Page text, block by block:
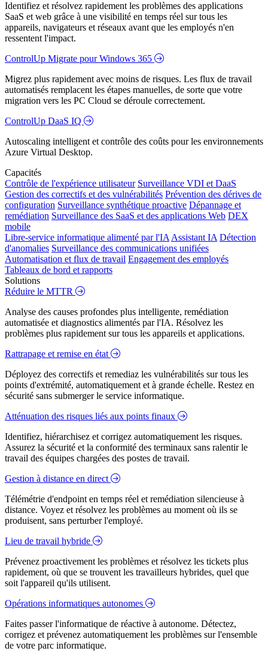
Identifiez et résolvez rapidement les problèmes des applications
SaaS et web grâce à une visibilité en temps réel sur tous les
appareils, navigateurs et réseaux avant que les employés n'en
ressentent l'impact.
ControlUp Migrate pour Windows 365
Migrez plus rapidement avec moins de risques. Les flux de travail
automatisés remplacent les étapes manuelles, de sorte que votre
migration vers les PC Cloud se déroule correctement.
ControlUp DaaS IQ
Autoscaling intelligent et contrôle des coûts pour les environnements
Azure Virtual Desktop.
Capacités
Contrôle de l'expérience utilisateur Surveillance VDI et DaaS
Gestion des correctifs et des vulnérabilités Prévention des dérives de
configuration Surveillance synthétique proactive Dépannage et
remédiation Surveillance des SaaS et des applications Web DEX
mobile
Libre-service informatique alimenté par l'IA Assistant IA Détection
d'anomalies Surveillance des communications unifiées
Automatisation et flux de travail Engagement des employés
Tableaux de bord et rapports
Solutions
Réduire le MTTR
Analyse des causes profondes plus intelligente, remédiation
automatisée et diagnostics alimentés par l'IA. Résolvez les
problèmes plus rapidement sur tous les appareils et applications.
Rattrapage et remise en état
Déployez des correctifs et remediaz les vulnérabilités sur tous les
points d'extrémité, automatiquement et à grande échelle. Restez en
sécurité sans submerger le service informatique.
Atténuation des risques liés aux points finaux
Identifiez, hiérarchisez et corrigez automatiquement les risques.
Assurez la sécurité et la conformité des terminaux sans ralentir le
travail des équipes chargées des postes de travail.
Gestion à distance en direct
Télémétrie d'endpoint en temps réel et remédiation silencieuse à
distance. Voyez et résolvez les problèmes au moment où ils se
produisent, sans perturber l'employé.
Lieu de travail hybride
Prévenez proactivement les problèmes et résolvez les tickets plus
rapidement, où que se trouvent les travailleurs hybrides, quel que
soit l'appareil qu'ils utilisent.
Opérations informatiques autonomes
Faites passer l'informatique de réactive à autonome. Détectez,
corrigez et prévenez automatiquement les problèmes sur l'ensemble
de votre parc informatique.